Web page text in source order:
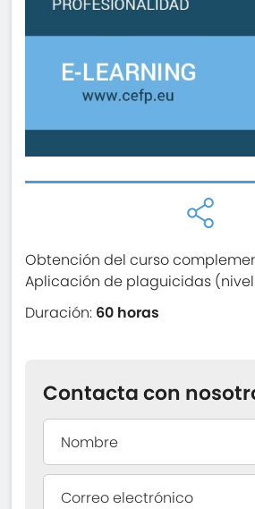
Obtención del curso
Aplicación de plaguicidas
Duración: 60 horas
Contacta con